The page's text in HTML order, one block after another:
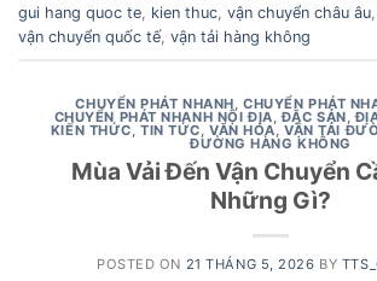
gui hang quoc te, kien thuc, vận chuyển châu âu,
vận chuyển quốc tế, vận tải hàng không
CHUYỂN PHÁT NHANH ,CHUYỂN PHÁT
CHUYỂN PHÁT NHANH NỘI ĐỊA ,ĐẶC SẢN ,
KIẾN THỨC ,TIN TỨC ,VĂN HÓA ,VẬN TẢI
ĐƯỜNG HÀNG KHÔNG
Mùa Vải Đến Vận Chuyển
Những Gì?
POSTED ON 21 THÁNG 5, 2026 BY